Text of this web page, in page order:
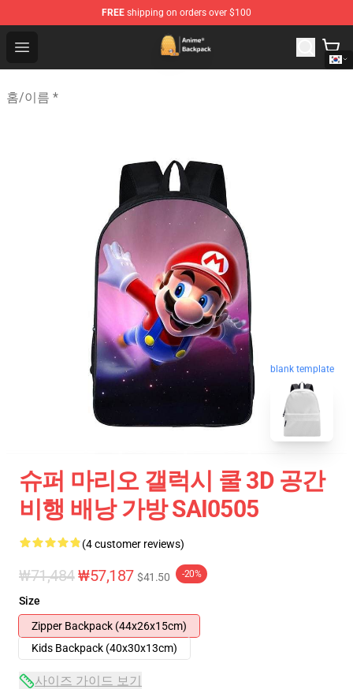
FREE shipping on orders over $100
Open menu
Anime Backpack Shop - Official Anime Backpack Store
홈/이름 *
blank template
슈퍼 마리오 갤럭시 쿨 3D 공간
비행 배낭 가방 SAI0505
(4 customer reviews)
₩71,484₩57,187 $41.50 -20%
Size
Zipper Backpack (44x26x15cm)
Kids Backpack (40x30x13cm)
사이즈 가이드 보기